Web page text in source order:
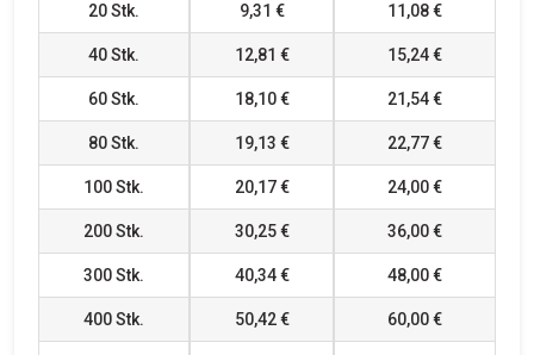
20Stk. 9,31 € 11,08 €
40Stk. 12,81 € 15,24 €
60Stk. 18,10 € 21,54 €
80Stk. 19,13 € 22,77 €
100Stk. 20,17 € 24,00 €
200Stk. 30,25 € 36,00 €
300Stk. 40,34 € 48,00 €
400Stk. 50,42 € 60,00 €